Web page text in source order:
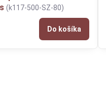
(k117-500-SZ-80)
Do košíka